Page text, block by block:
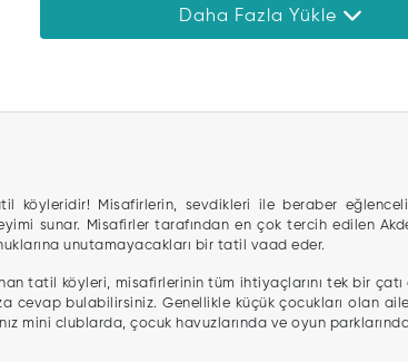
Daha Fazla Yükle
köyleridir! Misafirlerin, sevdikleri ile beraber
sunar. Misafirler tarafından en çok tercih edilen
unutamayacakları bir tatil vaad eder.
tatil köyleri, misafirlerinin tüm ihtiyaçlarını tek bir
cevap bulabilirsiniz. Genellikle küçük çocukları olan
mini clublarda, çocuk havuzlarında ve oyun